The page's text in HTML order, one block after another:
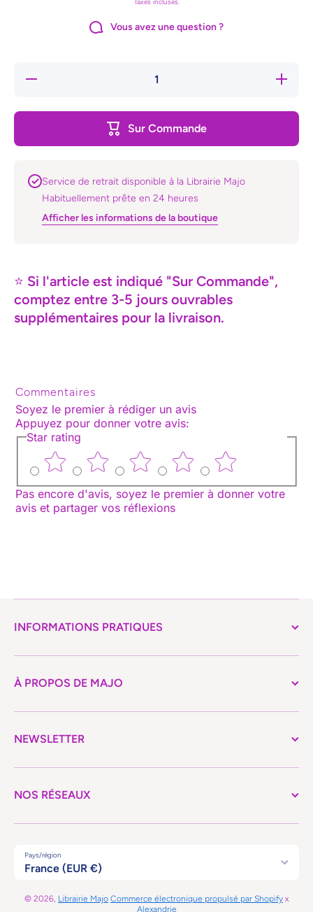
Vous avez une question ?
Réduire
la
Sur Commande
Service de retrait disponible à la Librairie Majo
Habituellement prête en 24 heures
Afficher les informations de la boutique
⭐ Si l'article est indiqué "Sur Commande",
comptez entre 3-5 jours ouvrables
supplémentaires pour la livraison.
Commentaires
Soyez le premier à rédiger un avis
Appuyez pour donner votre avis:
Star rating
Pas encore d'avis, soyez le premier à donner votre
avis et partager vos réflexions
INFORMATIONS PRATIQUES
À PROPOS DE MAJO
NEWSLETTER
NOS RÉSEAUX
Pays/région
France (EUR €)
© 2026, Librairie Majo Commerce électronique propulsé par Shopify x
Alexandrie